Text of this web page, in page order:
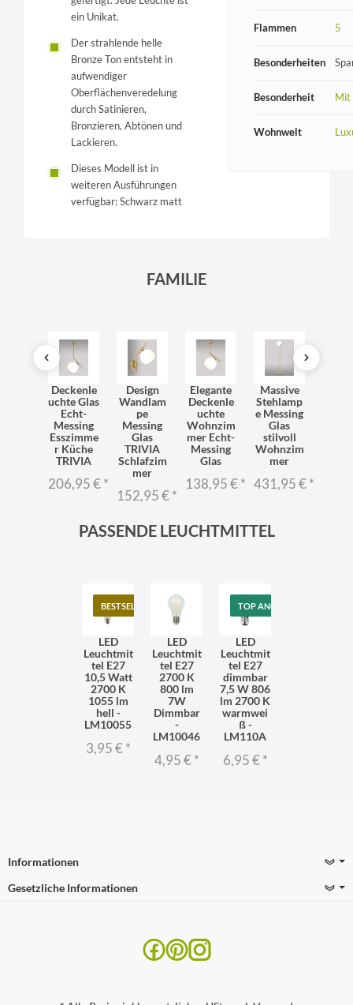
ein Unikat.
Der strahlende helle
Bronze Ton entsteht in
aufwendiger
Oberflächenveredelung
durch Satinieren,
Bronzieren, Abtönen und
Lackieren.
Dieses Modell ist in
weiteren Ausführungen
verfügbar: Schwarz matt
Flammen 5
Besonderheiten
Besonderheit Mit
Wohnwelt
FAMILIE
Deckenle
uchte Glas
Echt-
Messing
Esszimme
r Küche
TRIVIA
206,95 €*
Design
Wandlam
pe
Messing
Glas
TRIVIA
Schlafzim
mer
152,95 €*
Elegante
Deckenle
uchte
Wohnzim
mer Echt-
Messing
Glas
138,95 €*
Massive
Stehlamp
e Messing
Glas
stilvoll
Wohnzim
mer
431,95 €*
PASSENDE LEUCHTMITTEL
BESTSELLER
LED
Leuchtmit
tel E27
10,5 Watt
2700 K
1055 lm
hell -
LM10055
3,95 €*
LED
Leuchtmit
tel E27
2700 K
800 lm
7W
Dimmbar
-
LM10046
4,95 €*
TOP ANGEBOT
LED
Leuchtmit
tel E27
dimmbar
7,5 W 806
lm 2700 K
warmwei
ß -
LM110A
6,95 €*
Informationen
Gesetzliche Informationen